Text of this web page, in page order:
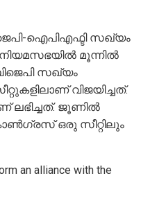
ഐപിഎഫ്ടി സഖ്യം
മൂന്നില്‍
സഖ്യം
വിജയിച്ചത്.
ലഭിച്ചത്. ജൂണില്‍
ഒരു സീറ്റിലും
an alliance with the